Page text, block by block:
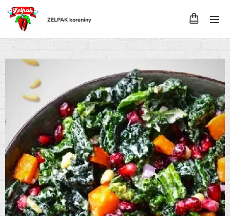
ZELPAK koreniny